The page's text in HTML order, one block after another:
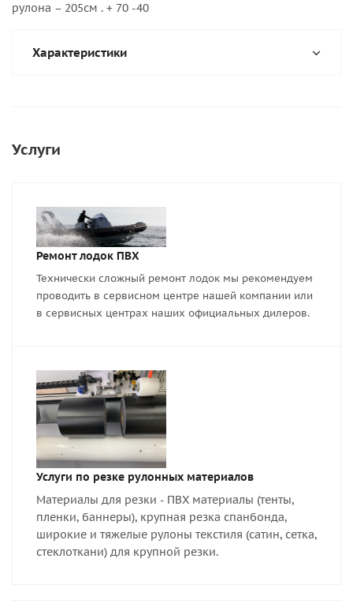
рулона – 205см . + 70 -40
Характеристики
Услуги
Ремонт лодок ПВХ
Технически сложный ремонт лодок мы рекомендуем
проводить в сервисном центре нашей компании или
в сервисных центрах наших официальных дилеров.
Услуги по резке рулонных материалов
Материалы для резки - ПВХ материалы (тенты,
пленки, баннеры), крупная резка спанбонда,
широкие и тяжелые рулоны текстиля (сатин, сетка,
стеклоткани) для крупной резки.